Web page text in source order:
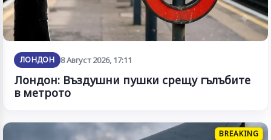
ЛОНДОН 8 Август 2026, 17:11
Лондон: Въздушни пушки срещу гълъбите
в метрото
BREAKING